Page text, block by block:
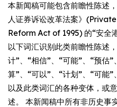
本新闻稿可能包含前瞻性陈述
人证券诉讼改革法案》
Reform Act of 1995) 的“安全
以下词汇识别此类前瞻性陈述
计”、“相信”、“可能”、“预估
算”、“可以”、“计划”、“可能”
以及此类词汇的各种变体，或
述。 本新闻稿中所有非历史事